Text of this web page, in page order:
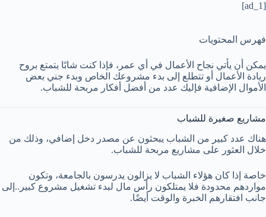
[ad_1]
فهرس المحتويات
يمكن أن يأتي نجاح الأعمال في أي عمر، فإذا كنت شابًا يتمتع بروح
ريادة الأعمال أو تتطلع إلى بدء مشروعك الخاص وبدء جني بعض
الأموال الإضافية فإليك عدد من أفضل أفكار مربحة للشباب.
مشاريع صغيرة للشباب
هناك عدد كبير من الشباب يبحثون عن مصدر دخل إضافي، وذلك من
خلال العثور على مشاريع مربحة للشباب.
خاصة إذا كان هؤلاء الشباب لا يزالون يدرسون بالجامعة، وتكون
مواردهم محدودة فلا يمتلكون رأس مال لبدء تشغيل مشروع كبير..إلى
جانب افتقارهم الخبرة والوقت أيضًا.